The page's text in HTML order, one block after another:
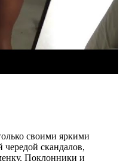
своими яркими
скандалов,
Поклонники и